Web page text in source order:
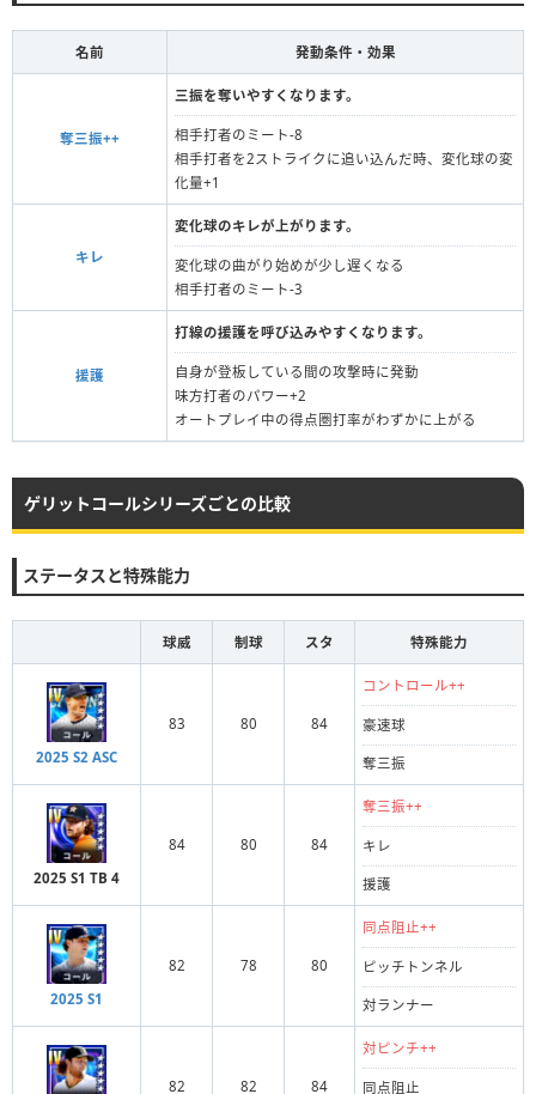
名前 発動条件・効果
奪三振++
三振を奪いやすくなります。
相手打者のミート-8
相手打者を2ストライクに追い込んだ時、変化球の変
化量+1
キレ
変化球のキレが上がります。
変化球の曲がり始めが少し遅くなる
相手打者のミート-3
援護
打線の援護を呼び込みやすくなります。
自身が登板している間の攻撃時に発動
味方打者のパワー+2
オートプレイ中の得点圏打率がわずかに上がる
ゲリットコールシリーズごとの比較
ステータスと特殊能力
球威 制球 スタ 特殊能力
2025 S2 ASC
83 80 84
コントロール++
豪速球
奪三振
2025 S1 TB 4
84 80 84
奪三振++
キレ
援護
2025 S1
82 78 80
同点阻止++
ピッチトンネル
対ランナー
82 82 84
対ピンチ++
同点阻止